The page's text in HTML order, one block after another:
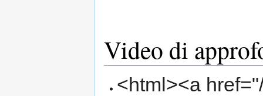
Video di
<html><a